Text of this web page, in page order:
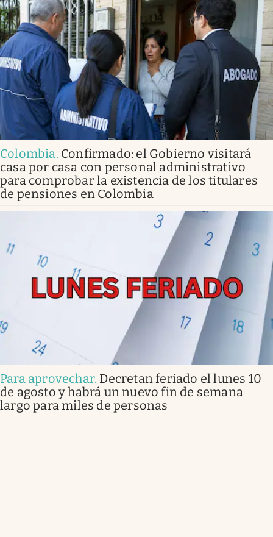
Colombia. Confirmado: el Gobierno visitará
casa por casa con personal administrativo
para comprobar la existencia de los titulares
de pensiones en Colombia
Para aprovechar. Decretan feriado el lunes 10
de agosto y habrá un nuevo fin de semana
largo para miles de personas